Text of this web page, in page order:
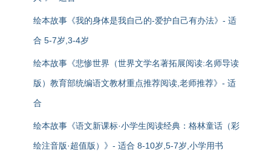
绘本故事《我的身体是我自己的-爱护自己有办法》- 适
合 5-7岁,3-4岁
绘本故事《悲惨世界（世界文学名著拓展阅读:名师导读
版）教育部统编语文教材重点推荐阅读,老师推荐》- 适
合
绘本故事《语文新课标·小学生阅读经典：格林童话（彩
绘注音版·超值版）》- 适合 8-10岁,5-7岁,小学用书